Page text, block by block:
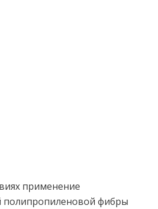
применение
полипропиленовой фибры